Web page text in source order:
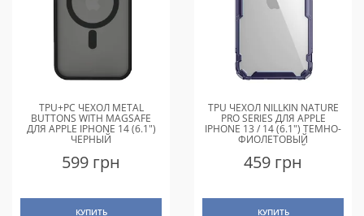
TPU+PC ЧЕХОЛ METAL
BUTTONS WITH MAGSAFE
ДЛЯ APPLE IPHONE 14 (6.1")
ЧЕРНЫЙ
599 грн
КУПИТЬ
TPU ЧЕХОЛ NILLKIN NATURE
PRO SERIES ДЛЯ APPLE
IPHONE 13 / 14 (6.1") ТЕМНО-
ФИОЛЕТОВЫЙ
(ПРОЗРАЧНЫЙ)
459 грн
КУПИТЬ